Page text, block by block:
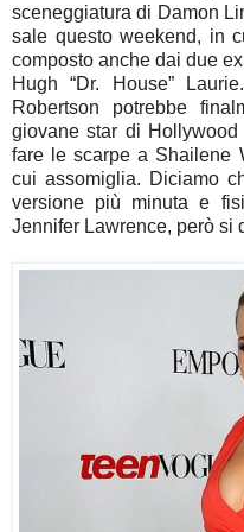
sceneggiatura di Damon
sale questo weekend, in
composto anche dai due
Hugh “Dr. House”
Robertson potrebbe
giovane star di
fare le scarpe a Shailene
cui assomiglia. Diciamo
versione più minuta e
Jennifer Lawrence, però si